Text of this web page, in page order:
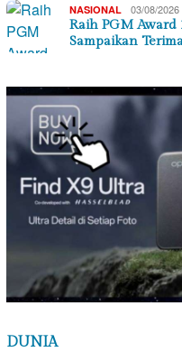
NASIONAL 03/08/2026
Raih PGM Award
Sampaikan
DUNIA